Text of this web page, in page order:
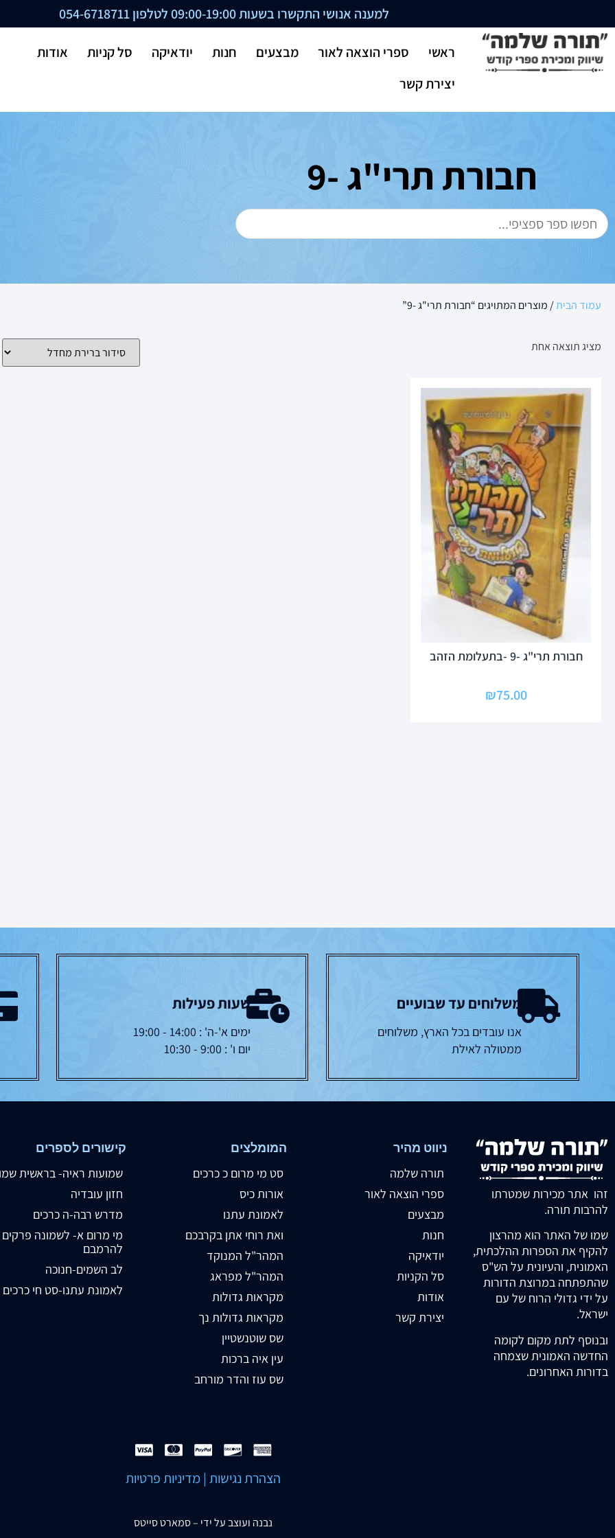
למענה אנושי התקשרו בשעות 09:00-19:00 לטלפון 054-6718711
ראשי ספרי הוצאה לאור מבצעים חנות יודאיקה סל קניות
אודות
יצירת קשר
חבורת תרי"ג -9
עמוד הבית/ מוצרים המתויגים “חבורת תרי"ג -9”
מציג תוצאה אחת
חבורת תרי"ג -9 -בתעלומת הזהב
₪75.00
משלוחים עד שבועיים
אנו עובדים בכל הארץ, משלוחים
ממטולה לאילת
שעות פעילות
ימים א'-ה' : 14:00 - 19:00
יום ו' : 9:00 - 10:30
זהו אתר מכירות שמטרתו
להרבות תורה.
שמו של האתר הוא מהרצון
להקיף את הספרות ההלכתית,
האמונית, והעיונית על הש"ס
שהתפתחה במרוצת הדורות
על ידי גדולי הרוח של עם
ישראל.
ובנוסף לתת מקום לקומה
החדשה האמונית שצמחה
בדורות האחרונים.
ניווט מהיר
תורה שלמה
ספרי הוצאה לאור
מבצעים
חנות
יודאיקה
סל הקניות
אודות
יצירת קשר
המומלצים
סט מי מרום כ כרכים
אורות כיס
לאמונת עתנו
ואת רוחי אתן בקרבכם
המהר"ל המנוקד
המהר"ל מפראג
מקראות גדולות
מקראות גדולות נך
שס שוטנשטיין
עין איה ברכות
שס עוז והדר מורחב
קישורים לספרים
שמועות ראיה- בראשית
חזון עובדיה
מדרש רבה-ה כרכים
מי מרום א- לשמונה פרקים
להרמבם
לב השמים-חנוכה
לאמונת עתנו-סט חי כרכים
הצהרת נגישות | מדיניות פרטיות
נבנה ועוצב על ידי –סמארט סייטס